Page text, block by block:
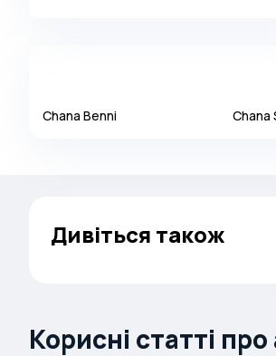
AM General
Asia
Aurus
Chana Benni Chana
Дивіться також
Корисні статті